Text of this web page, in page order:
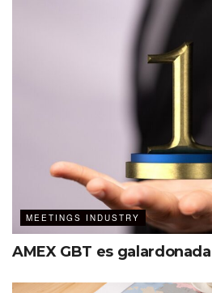
MEETINGS INDUSTRY
AMEX GBT es galardonada